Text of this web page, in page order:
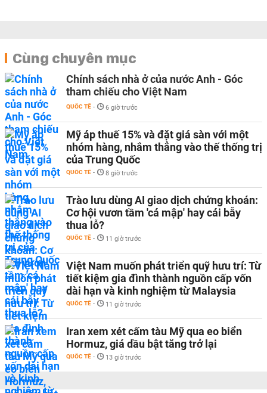
Cùng chuyên mục
Chính sách nhà ở của nước Anh - Góc
tham chiếu cho Việt Nam
QUỐC TẾ - 6 giờ trước
Mỹ áp thuế 15% và đặt giá sàn với một
nhóm hàng, nhắm thẳng vào thế thống trị
của Trung Quốc
QUỐC TẾ - 8 giờ trước
Trào lưu dùng AI giao dịch chứng khoán:
Cơ hội vươn tầm 'cá mập' hay cái bẫy
thua lỗ?
QUỐC TẾ - 11 giờ trước
Việt Nam muốn phát triển quỹ hưu trí: Từ
tiết kiệm gia đình thành nguồn cấp vốn
dài hạn và kinh nghiệm từ Malaysia
QUỐC TẾ - 11 giờ trước
Iran xem xét cấm tàu Mỹ qua eo biển
Hormuz, giá dầu bật tăng trở lại
QUỐC TẾ - 13 giờ trước